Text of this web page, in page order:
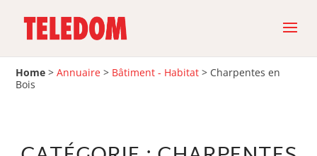
Home >Annuaire > Bâtiment - Habitat > Charpentes en
Bois